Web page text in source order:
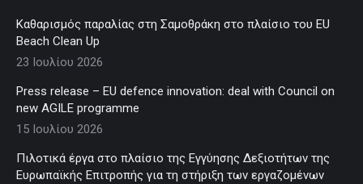
Καθαρισμός παραλίας στη Σαμοθράκη στο πλαίσιο του EU
Beach Clean Up
23 Ιουλίου 2026
Press release – EU defence innovation: deal with Council on
new AGILE programme
15 Ιουλίου 2026
Πιλοτικά έργα στο πλαίσιο της Εγγύησης Δεξιοτήτων της
Ευρωπαϊκής Επιτροπής για τη στήριξη των εργαζομένων